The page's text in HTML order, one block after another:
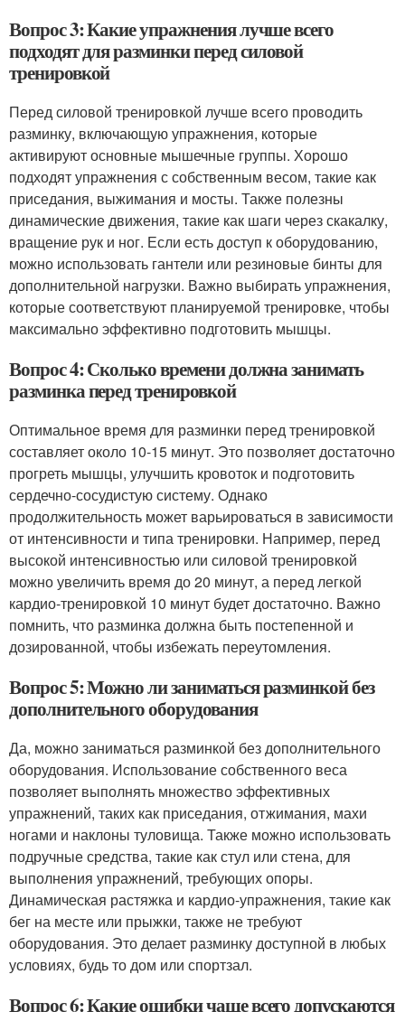
Вопрос 3: Какие упражнения лучше всего
подходят для разминки перед силовой
тренировкой
Перед силовой тренировкой лучше всего проводить
разминку, включающую упражнения, которые
активируют основные мышечные группы. Хорошо
подходят упражнения с собственным весом, такие как
приседания, выжимания и мосты. Также полезны
динамические движения, такие как шаги через скакалку,
вращение рук и ног. Если есть доступ к оборудованию,
можно использовать гантели или резиновые бинты для
дополнительной нагрузки. Важно выбирать упражнения,
которые соответствуют планируемой тренировке, чтобы
максимально эффективно подготовить мышцы.
Вопрос 4: Сколько времени должна занимать
разминка перед тренировкой
Оптимальное время для разминки перед тренировкой
составляет около 10-15 минут. Это позволяет достаточно
прогреть мышцы, улучшить кровоток и подготовить
сердечно-сосудистую систему. Однако
продолжительность может варьироваться в зависимости
от интенсивности и типа тренировки. Например, перед
высокой интенсивностью или силовой тренировкой
можно увеличить время до 20 минут, а перед легкой
кардио-тренировкой 10 минут будет достаточно. Важно
помнить, что разминка должна быть постепенной и
дозированной, чтобы избежать переутомления.
Вопрос 5: Можно ли заниматься разминкой без
дополнительного оборудования
Да, можно заниматься разминкой без дополнительного
оборудования. Использование собственного веса
позволяет выполнять множество эффективных
упражнений, таких как приседания, отжимания, махи
ногами и наклоны туловища. Также можно использовать
подручные средства, такие как стул или стена, для
выполнения упражнений, требующих опоры.
Динамическая растяжка и кардио-упражнения, такие как
бег на месте или прыжки, также не требуют
оборудования. Это делает разминку доступной в любых
условиях, будь то дом или спортзал.
Вопрос 6: Какие ошибки чаще всего допускаются